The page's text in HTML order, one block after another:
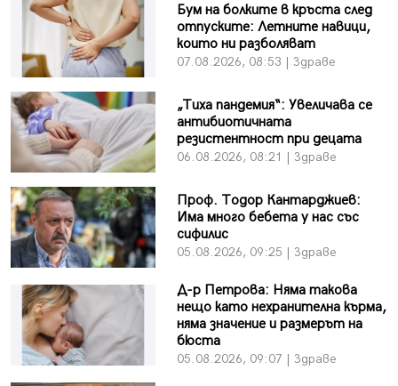
Бум на болките в кръста след
отпуските: Летните навици,
които ни разболяват
07.08.2026, 08:53 | Здраве
„Тиха пандемия“: Увеличава се
антибиотичната
резистентност при децата
06.08.2026, 08:21 | Здраве
Проф. Тодор Кантарджиев:
Има много бебета у нас със
сифилис
05.08.2026, 09:25 | Здраве
Д-р Петрова: Няма такова
нещо като нехранителна кърма,
няма значение и размерът на
бюста
05.08.2026, 09:07 | Здраве